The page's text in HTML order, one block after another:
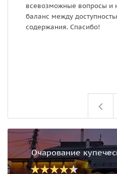
всевозможные вопросы и
баланс между
содержания. Спасибо!
Очарование